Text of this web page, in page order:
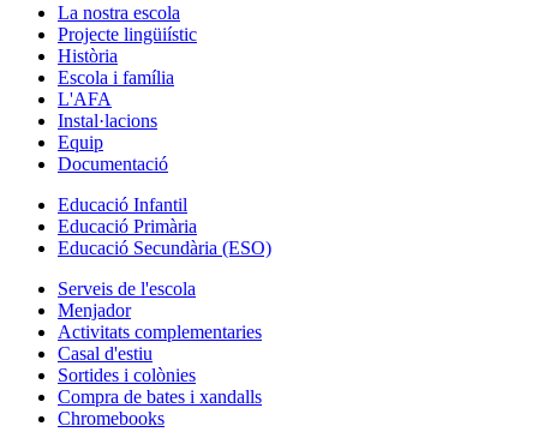
La nostra escola
Projecte lingüiístic
Història
Escola i família
L'AFA
Instal·lacions
Equip
Documentació
Educació Infantil
Educació Primària
Educació Secundària (ESO)
Serveis de l'escola
Menjador
Activitats complementaries
Casal d'estiu
Sortides i colònies
Compra de bates i xandalls
Chromebooks